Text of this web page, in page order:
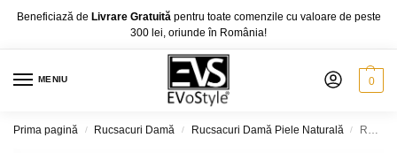
Beneficiază de Livrare Gratuită pentru toate comenzile cu valoare de peste
300 lei, oriunde în România!
MENIU 0
Prima pagină / Rucsacuri Damă / Rucsacuri Damă Piele Naturală / Rucsac damă din piele naturală multicolor, model geometric – Jasmine 3189-1-